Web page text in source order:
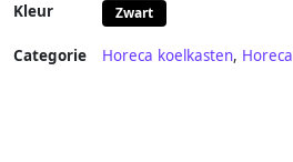
Kleur Zwart
Categorie Horeca koelkasten, Horeca